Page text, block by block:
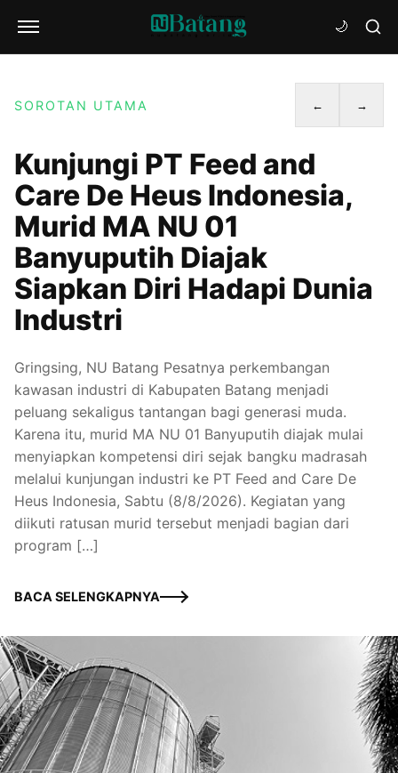
SOROTAN UTAMA ← →
Kunjungi PT Feed and
Care De Heus Indonesia,
Murid MA NU 01
Banyuputih Diajak
Siapkan Diri Hadapi Dunia
Industri
Gringsing, NU Batang Pesatnya perkembangan
kawasan industri di Kabupaten Batang menjadi
peluang sekaligus tantangan bagi generasi muda.
Karena itu, murid MA NU 01 Banyuputih diajak mulai
menyiapkan kompetensi diri sejak bangku madrasah
melalui kunjungan industri ke PT Feed and Care De
Heus Indonesia, Sabtu (8/8/2026). Kegiatan yang
diikuti ratusan murid tersebut menjadi bagian dari
program […]
BACA SELENGKAPNYA